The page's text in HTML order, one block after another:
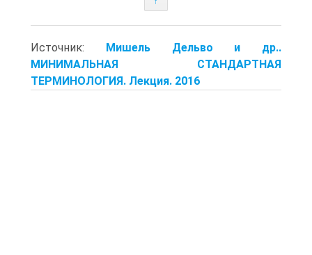
Источник: Мишель Дельво и др..
МИНИМАЛЬНАЯ СТАНДАРТНАЯ
ТЕРМИНОЛОГИЯ. Лекция. 2016